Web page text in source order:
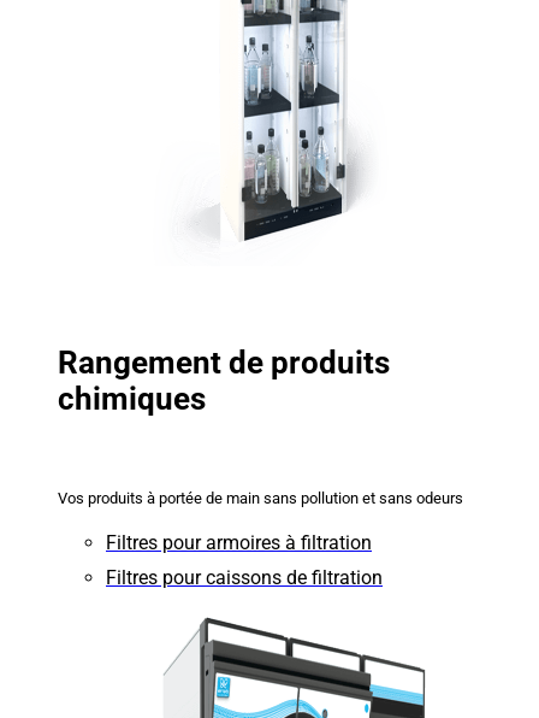
Rangement de produits
chimiques
Vos produits à portée de main sans pollution et sans odeurs
Filtres pour armoires à filtration
Filtres pour caissons de filtration